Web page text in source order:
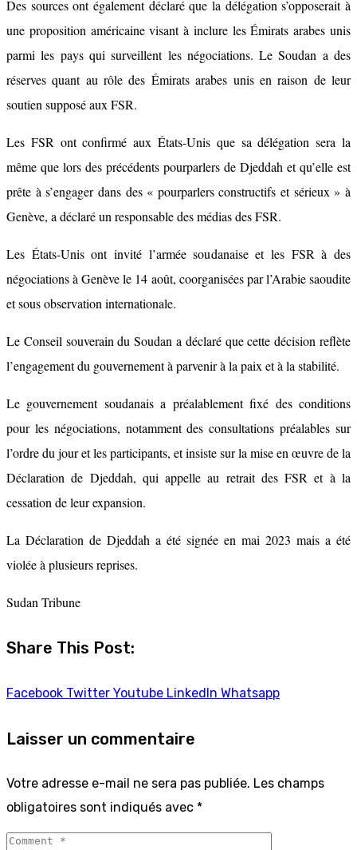
Des sources ont également déclaré que la délégation s’opposerait à
une proposition américaine visant à inclure les Émirats arabes unis
parmi les pays qui surveillent les négociations. Le Soudan a des
réserves quant au rôle des Émirats arabes unis en raison de leur
soutien supposé aux FSR.
Les FSR ont confirmé aux États-Unis que sa délégation sera la
même que lors des précédents pourparlers de Djeddah et qu’elle est
prête à s’engager dans des « pourparlers constructifs et sérieux » à
Genève, a déclaré un responsable des médias des FSR.
Les États-Unis ont invité l’armée soudanaise et les FSR à des
négociations à Genève le 14 août, coorganisées par l’Arabie saoudite
et sous observation internationale.
Le Conseil souverain du Soudan a déclaré que cette décision reflète
l’engagement du gouvernement à parvenir à la paix et à la stabilité.
Le gouvernement soudanais a préalablement fixé des conditions
pour les négociations, notamment des consultations préalables sur
l’ordre du jour et les participants, et insiste sur la mise en œuvre de la
Déclaration de Djeddah, qui appelle au retrait des FSR et à la
cessation de leur expansion.
La Déclaration de Djeddah a été signée en mai 2023 mais a été
violée à plusieurs reprises.
Sudan Tribune
Share This Post:
Facebook Twitter Youtube LinkedIn Whatsapp
Laisser un commentaire
Votre adresse e-mail ne sera pas publiée. Les champs
obligatoires sont indiqués avec *